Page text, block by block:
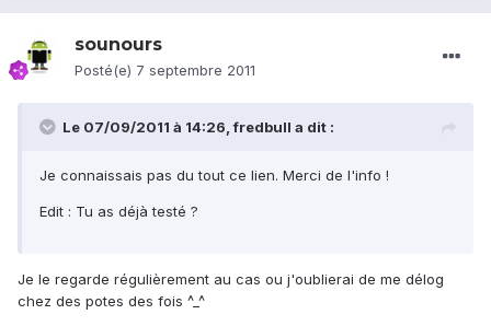
sounours
Posté(e) 7 septembre 2011
Le 07/09/2011 à 14:26, fredbull a dit :
Je connaissais pas du tout ce lien. Merci de l'info !
Edit : Tu as déjà testé ?
Je le regarde régulièrement au cas ou j'oublierai de me délog
chez des potes des fois ^_^